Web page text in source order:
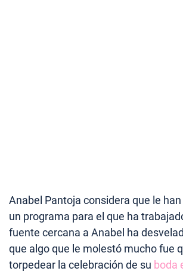
Anabel Pantoja considera que le
un programa para el que ha
fuente cercana a Anabel ha
que algo que le molestó mucho fue
torpedear la celebración de su boda